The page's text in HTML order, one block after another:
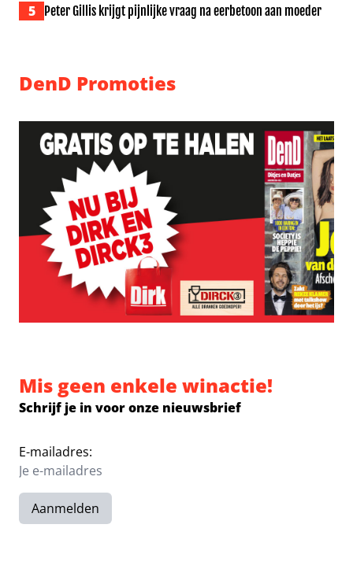
5 Peter Gillis krijgt pijnlijke vraag na eerbetoon aan moeder
DenD Promoties
Mis geen enkele winactie!
Schrijf je in voor onze nieuwsbrief
E-mailadres:
Aanmelden